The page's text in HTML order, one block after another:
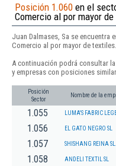
Posición 1.060 en el
Comercio al por mayor
Juan Dalmases, Sa se encuentra
Comercio al por mayor de textiles.
A continuación podrá consultar
y empresas con posiciones
Posición
Sector
Nombre de la
1.055 LUMA'S FABRIC
1.056 EL GATO NEGRO SL
1.057 SHISHANG REINA SL.
1.058 ANDELI TEXTIL SL